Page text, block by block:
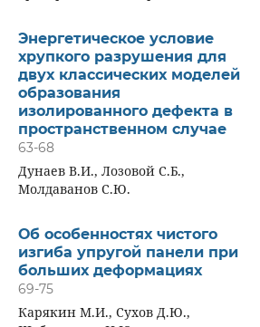
Энергетическое условие
хрупкого разрушения для
двух классических моделей
образования
изолированного дефекта в
пространственном случае
63-68
Дунаев В.И., Лозовой С.Б.,
Молдаванов С.Ю.
Об особенностях чистого
изгиба упругой панели при
больших деформациях
69-75
Карякин М.И., Сухов Д.Ю.,